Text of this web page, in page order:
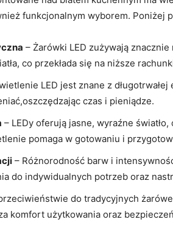
funkcjonalnym wyborem. Poniżej
– Żarówki LED ‍zużywają
co przekłada się na niższe
LED jest⁤ znane z
czas i pieniądze.
– LEDy oferują jasne,‍ wyraźne
pomaga w gotowaniu i
– Różnorodność​ barw i
do indywidualnych potrzeb oraz
do tradycyjnych
komfort użytkowania oraz